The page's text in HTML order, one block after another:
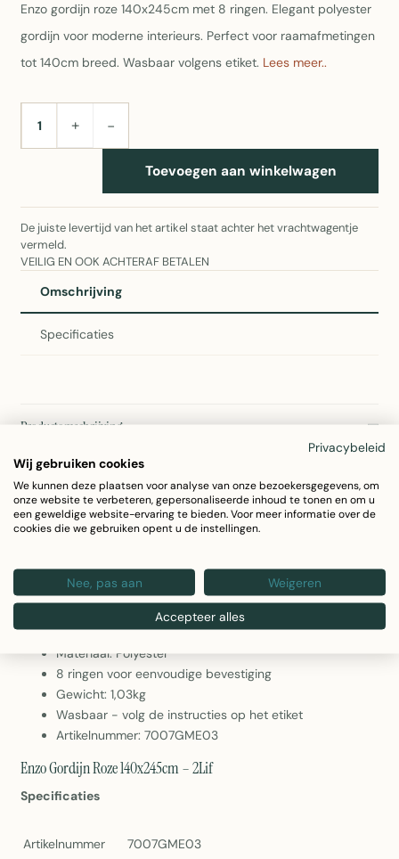
Enzo gordijn roze 140x245cm met 8 ringen. Elegant polyester
gordijn voor moderne interieurs. Perfect voor raamafmetingen
tot 140cm breed. Wasbaar volgens etiket. Lees meer..
AANTAL+ −
Toevoegen aan winkelwagen
De juiste levertijd van het artikel staat achter het vrachtwagentje
vermeld.
VEILIG EN OOK ACHTERAF BETALEN
Omschrijving
Specificaties
Productomschrijving
Enzo Gordijn Roze 140x245cm
Het Enzo gordijn in roze is een stijlvolle keuze voor uw
woonkamer of slaapkamer. Dit moderne gordijn met 8 ringen
combineert functionaliteit met elegant design. Gemaakt van
duurzaam polyester dat makkelijk schoon te houden is.
Afmetingen: 140x245cm
Kleur: Roze
Materiaal: Polyester
8 ringen voor eenvoudige bevestiging
Gewicht: 1,03kg
Wasbaar - volg de instructies op het etiket
Artikelnummer: 7007GME03
Enzo Gordijn Roze 140x245cm – 2Lif
Specificaties
Artikelnummer
7007GME03
Privacybeleid
Wij gebruiken cookies
We kunnen deze plaatsen voor analyse van onze bezoekersgegevens, om
onze website te verbeteren, gepersonaliseerde inhoud te tonen en om u
een geweldige website-ervaring te bieden. Voor meer informatie over de
cookies die we gebruiken opent u de instellingen.
Nee, pas aan Weigeren
Accepteer alles